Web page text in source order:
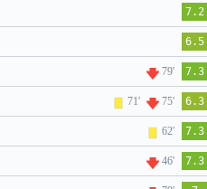
7.2
6.5
79' 7.3
71' 75' 6.3
62' 7.3
46' 7.3